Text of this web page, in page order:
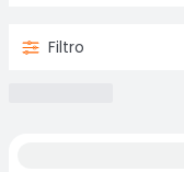
Filtro